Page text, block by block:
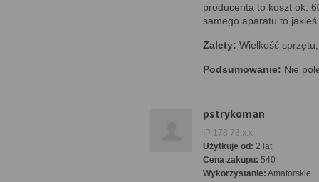
producenta to koszt ok.
samego aparatu to
Zalety: Wielkość
Podsumowanie: Nie
pstrykoman
IP 178.73.x.x
Użytkuje od: 2 lat
Cena zakupu: 540
Wykorzystanie: Amatorskie